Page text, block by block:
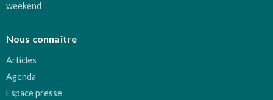
weekend
Nous connaître
Articles
Agenda
Espace presse